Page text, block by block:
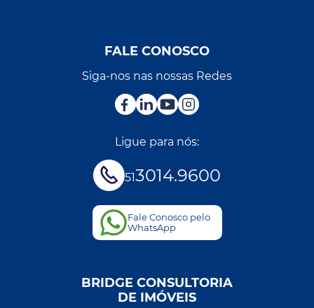
FALE CONOSCO
Siga-nos nas nossas Redes
Ligue para nós:
513014.9600
Fale Conosco pelo
WhatsApp
BRIDGE CONSULTORIA
DE IMÓVEIS